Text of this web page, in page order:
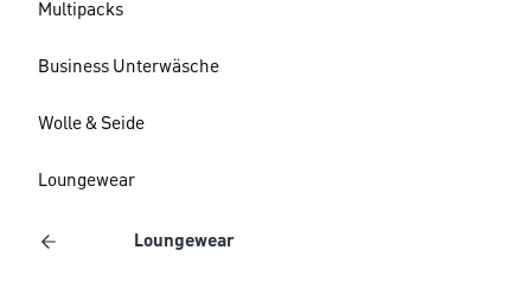
Multipacks
Business Unterwäsche
Wolle & Seide
Loungewear
Loungewear